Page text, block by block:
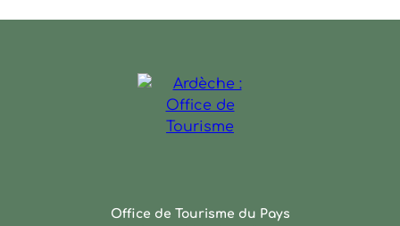
Office de Tourisme du Pays